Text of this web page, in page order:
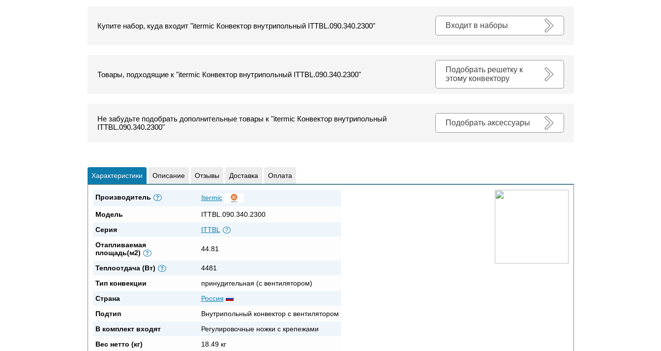
Входит в наборы
Купите набор, куда входит "itermic Конвектор внутрипольный ITTBL.090.340.2300"
Подобрать решетку к
этому конвектору
Товары, подходящие к "itermic Конвектор внутрипольный ITTBL.090.340.2300"
Подобрать аксессуары
Не забудьте подобрать дополнительные товары к "itermic Конвектор внутрипольный
ITTBL.090.340.2300"
Характеристики Описание Отзывы Доставка Оплата
Производитель ? Itermic
Модель
ITTBL.090.340.2300
Серия
ITTBL ?
Отапливаемая
площадь(м2)
?
44.81
Теплоотдача (Вт) ?
4481
Тип конвекции
принудительная (с вентилятором)
Страна
Россия
Подтип
Внутрипольный конвектор с вентилятором
В комплект входят
Регулировочные ножки с крепежами
Вес нетто (кг)
18.49 кг